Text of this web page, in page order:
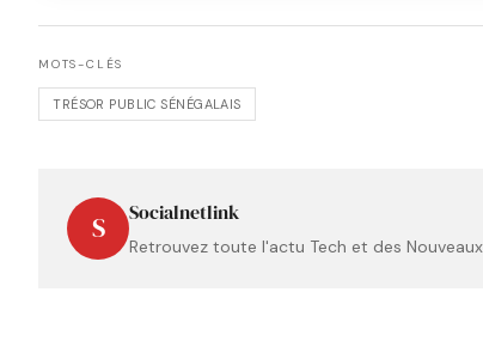
MOTS-CLÉS
TRÉSOR PUBLIC SÉNÉGALAIS
S Socialnetlink
Retrouvez toute l'actu Tech et des